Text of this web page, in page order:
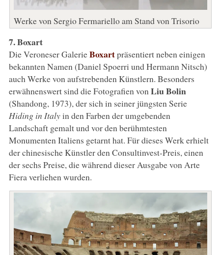
Werke von Sergio Fermariello am Stand von Trisorio
7. Boxart
Die Veroneser GalerieBoxartpräsentiert neben einigen
bekannten Namen (Daniel Spoerri und Hermann Nitsch)
auch Werke von aufstrebenden Künstlern. Besonders
erwähnenswert sind die Fotografien von Liu Bolin
(Shandong, 1973), der sich in seiner jüngsten Serie
Hiding in Italyin den Farben der umgebenden
Landschaft gemalt und vor den berühmtesten
Monumenten Italiens getarnt hat. Für dieses Werk erhielt
der chinesische Künstler den Consultinvest-Preis, einen
der sechs Preise, die während dieser Ausgabe von Arte
Fiera verliehen wurden.